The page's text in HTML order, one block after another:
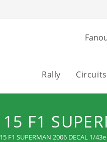
Rally Circuits
F1
F1 SUPERMAN 2006 DECAL 1/43e